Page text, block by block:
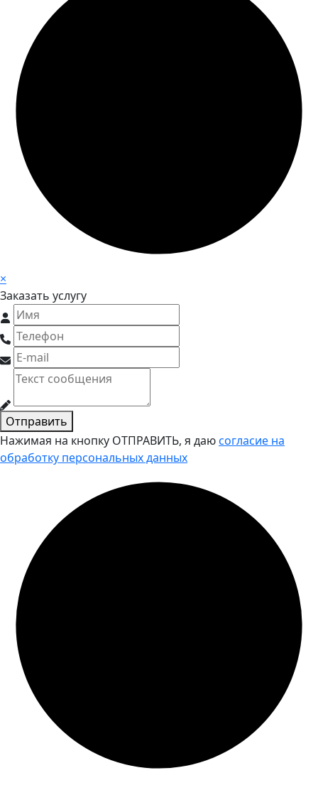
×
Заказать услугу
Отправить
Нажимая на кнопку ОТПРАВИТЬ, я даюсогласие на
обработку персональных данных